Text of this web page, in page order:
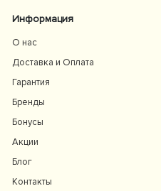
Информация
О нас
Доставка и Оплата
Гарантия
Бренды
Бонусы
Акции
Блог
Контакты